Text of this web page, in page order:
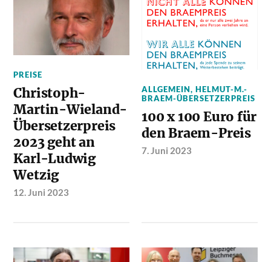
PREISE
Christoph-
Martin-Wieland-
Übersetzerpreis
2023 geht an
Karl-Ludwig
Wetzig
12. Juni 2023
ALLGEMEIN,HELMUT-M.-
BRAEM-ÜBERSETZERPREIS
100 x 100 Euro für
den Braem-Preis
7. Juni 2023